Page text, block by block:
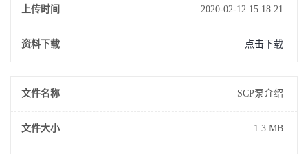
上传时间 2020-02-12 15:18:21
资料下载 点击下载
文件名称 SCP泵介绍
文件大小 1.3 MB